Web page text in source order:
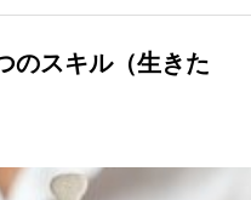
のスキル（生きた